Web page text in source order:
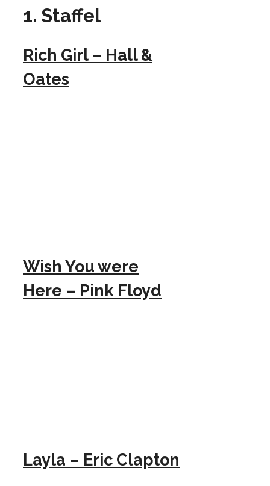
1. Staffel
Rich Girl – Hall &
Oates
Wish You were
Here – Pink Floyd
Layla – Eric Clapton